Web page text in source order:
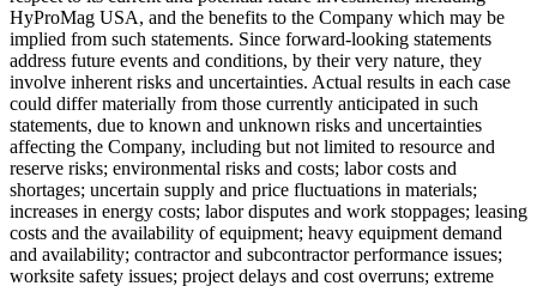
HyProMag USA, and the benefits to the Company which may be
implied from such statements. Since forward-looking statements
address future events and conditions, by their very nature, they
involve inherent risks and uncertainties. Actual results in each case
could differ materially from those currently anticipated in such
statements, due to known and unknown risks and uncertainties
affecting the Company, including but not limited to resource and
reserve risks; environmental risks and costs; labor costs and
shortages; uncertain supply and price fluctuations in materials;
increases in energy costs; labor disputes and work stoppages; leasing
costs and the availability of equipment; heavy equipment demand
and availability; contractor and subcontractor performance issues;
worksite safety issues; project delays and cost overruns; extreme